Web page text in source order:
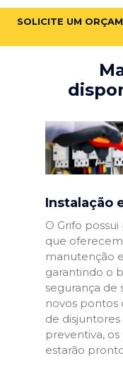
SOLICITE UM
Instalação
O Grifo
que oferecem
manutenção
garantindo o
segurança de
novos pontos
de
preventiva, os
estarão